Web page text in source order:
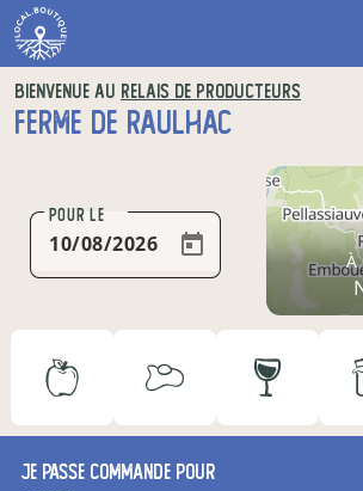
BIENVENUE AU RELAIS DE PRODUCTEURS
FERME DE RAULHAC
POUR LE
À
Je passe commande pour